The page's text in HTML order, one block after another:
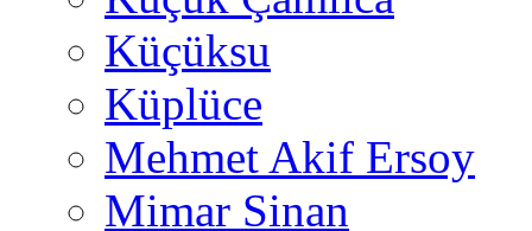
Küçüksu
Küplüce
Mehmet Akif Ersoy
Mimar Sinan